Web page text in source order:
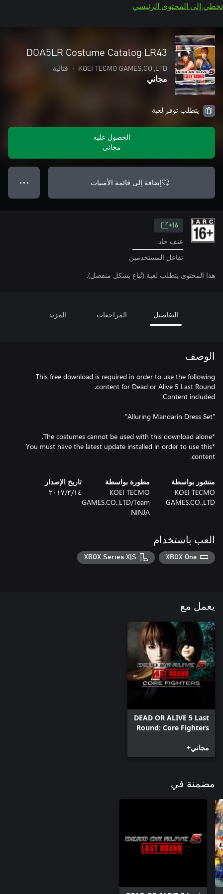
تخطي إلى المحتوى الرئيسي
DOA5LR Costume Catalog LR43
KOEI TECMO GAMES.CO.,LTD
• قتالية
مجاني
يتطلب توفر لعبة
الحصول عليه
مجاني
إضافة إلى قائمة الأمنيات ● ● ●
16+
عنف حاد
تفاعل المستخدمين
هذا المحتوى يتطلب لعبة (تُباع بشكل منفصل).
التفاصيل المراجعات المزيد
الوصف
This free download is required in order to use the following
*You must have the latest update installed in order to use this
content.
منشور بواسطة
KOEI TECMO
GAMES.CO.,LTD
مطورة بواسطة
KOEI TECMO
GAMES.CO.,LTD/Team
NINJA
تاريخ الإصدار
١٤‏/٢‏/٢٠١٧
العب باستخدام
XBOX One
XBOX Series X|S
يعمل مع
DEAD OR ALIVE 5 Last
Round: Core Fighters
مجاني+
مضمنة في